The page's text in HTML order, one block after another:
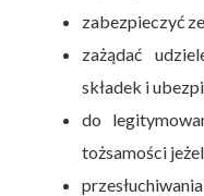
zabezpieczyć
zażądać
składek i
do
tożsamości